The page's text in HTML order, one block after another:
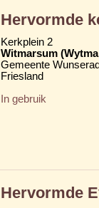
Hervormde
Kerkplein 2
Witmarsum
Gemeente
Friesland
In gebruik
Hervormde